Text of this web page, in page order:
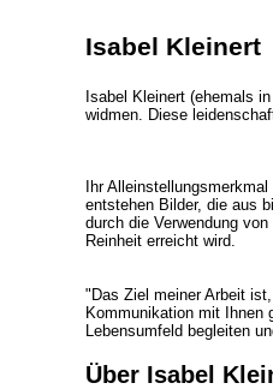
Isabel Kleinert
Isabel Kleinert (ehemals
widmen. Diese
Ihr
entstehen Bilder, die aus
durch die Verwendung
Reinheit erreicht wird.
"Das Ziel meiner Arbeit
Kommunikation mit Ihnen
Lebensumfeld begleiten
Über Isabel